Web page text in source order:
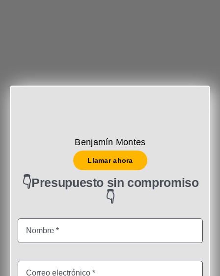
Benjamín Montes
Llamar ahora
👇Presupuesto sin compromiso
👇